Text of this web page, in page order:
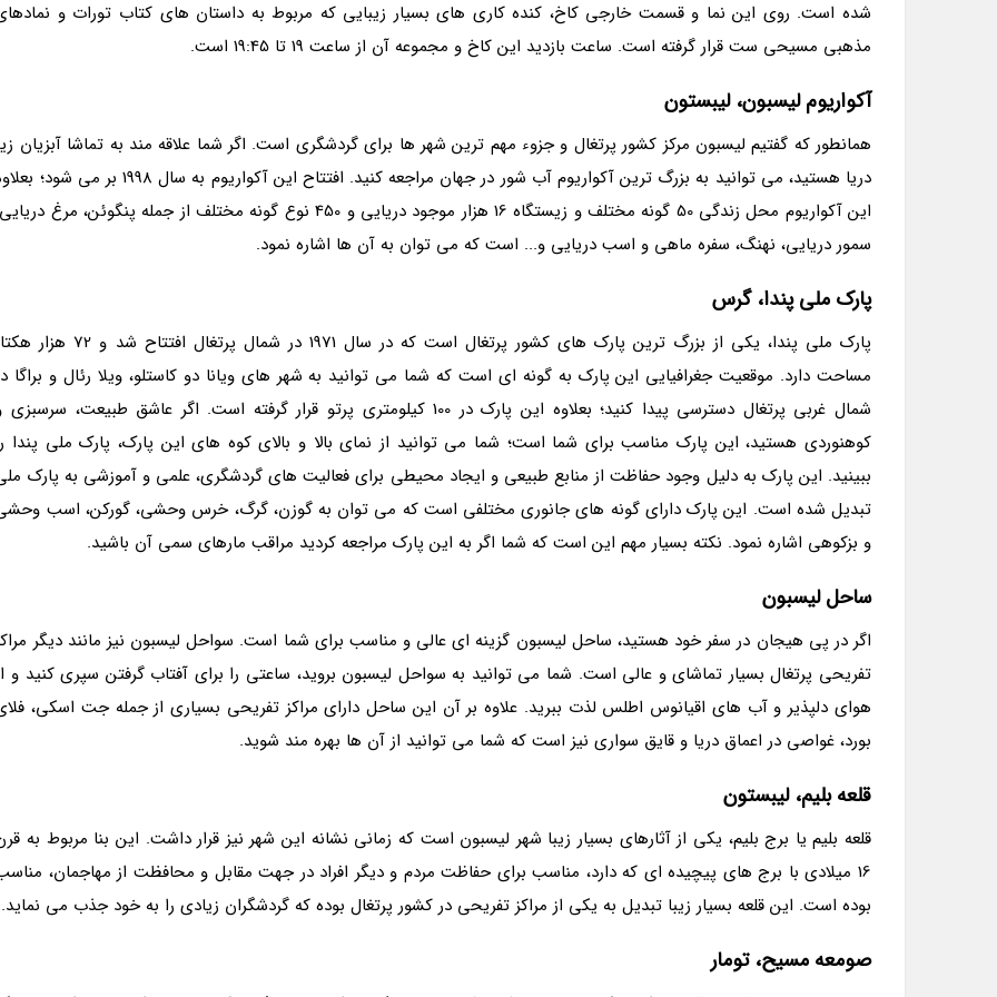
شده است. روی این نما و قسمت خارجی کاخ، کنده کاری های بسیار زیبایی که مربوط به داستان های کتاب تورات و
مذهبی مسیحی ست قرار گرفته است. ساعت بازدید این کاخ و مجموعه آن از ساعت 19 تا 19:45 است.
آکواریوم لیسبون، لیبستون
همانطور که گفتیم لیسبون مرکز کشور پرتغال و جزوء مهم ترین شهر ها برای گردشگری است. اگر شما علاقه مند به تماشا آبزیان
دریا هستید، می توانید به بزرگ ترین آکواریوم آب شور در جهان مراجعه کنید. افتتاح این آکواریوم به سال 1998 بر می
این آکواریوم محل زندگی 50 گونه مختلف و زیستگاه 16 هزار موجود دریایی و 450 نوع گونه مختلف از جمله پنگوئن، مرغ
سمور دریایی، نهنگ، سفره ماهی و اسب دریایی و... است که می توان به آن ها اشاره نمود.
پارک ملی پندا، گرس
پارک ملی پندا، یکی از بزرگ ترین پارک های کشور پرتغال است که در سال 1971 در شمال پرتغال افتتاح شد و
مساحت دارد. موقعیت جغرافیایی این پارک به گونه ای است که شما می توانید به شهر های ویانا دو کاستلو، ویلا رئال و براگا
شمال غربی پرتغال دسترسی پیدا کنید؛ بعلاوه این پارک در 100 کیلومتری پرتو قرار گرفته است. اگر عاشق طبیعت،
کوهنوردی هستید، این پارک مناسب برای شما است؛ شما می توانید از نمای بالا و بالای کوه های این پارک، پارک ملی پندا
ببینید. این پارک به دلیل وجود حفاظت از منابع طبیعی و ایجاد محیطی برای فعالیت های گردشگری، علمی و آموزشی به پارک
تبدیل شده است. این پارک دارای گونه های جانوری مختلفی است که می توان به گوزن، گرگ، خرس وحشی، گورکن، اسب
و بزکوهی اشاره نمود. نکته بسیار مهم این است که شما اگر به این پارک مراجعه کردید مراقب مارهای سمی آن باشید.
ساحل لیسبون
اگر در پی هیجان در سفر خود هستید، ساحل لیسبون گزینه ای عالی و مناسب برای شما است. سواحل لیسبون نیز مانند دیگر
تفریحی پرتغال بسیار تماشای و عالی است. شما می توانید به سواحل لیسبون بروید، ساعتی را برای آفتاب گرفتن سپری کنید و
هوای دلپذیر و آب های اقیانوس اطلس لذت ببرید. علاوه بر آن این ساحل دارای مراکز تفریحی بسیاری از جمله جت اسکی،
بورد، غواصی در اعماق دریا و قایق سواری نیز است که شما می توانید از آن ها بهره مند شوید.
قلعه بلیم، لیبستون
قلعه بلیم یا برج بلیم، یکی از آثارهای بسیار زیبا شهر لیسبون است که زمانی نشانه این شهر نیز قرار داشت. این بنا مربوط به
16 میلادی با برج های پیچیده ای که دارد، مناسب برای حفاظت مردم و دیگر افراد در جهت مقابل و محافظت از مهاجمان،
بوده است. این قلعه بسیار زیبا تبدیل به یکی از مراکز تفریحی در کشور پرتغال بوده که گردشگران زیادی را به خود جذب می نماید.
صومعه مسیح، تومار